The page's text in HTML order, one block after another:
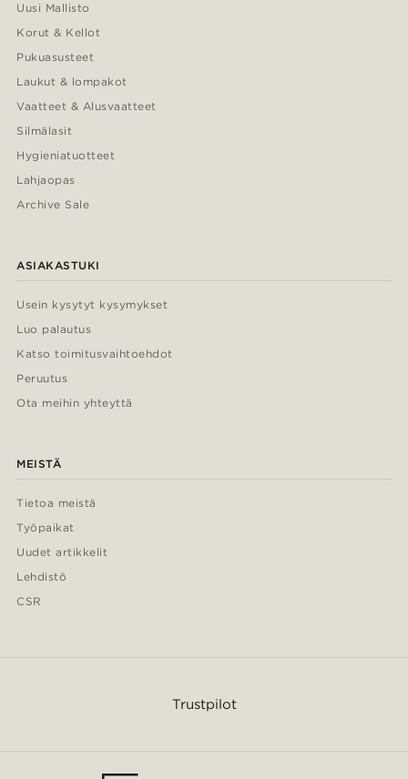
Uusi Mallisto
Korut & Kellot
Pukuasusteet
Laukut & lompakot
Vaatteet & Alusvaatteet
Silmälasit
Hygieniatuotteet
Lahjaopas
Archive Sale
ASIAKASTUKI
Usein kysytyt kysymykset
Luo palautus
Katso toimitusvaihtoehdot
Peruutus
Ota meihin yhteyttä
MEISTÄ
Tietoa meistä
Työpaikat
Uudet artikkelit
Lehdistö
CSR
Trustpilot